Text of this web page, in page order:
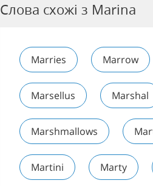
Слова схожі з Marina
Marries Marrow
Marsellus Marshal
Marshmallows
Martini Marty